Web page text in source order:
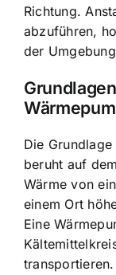
Richtung.
abzuführen,
der
Die
beruht auf
Wärme von
einem Ort
Eine